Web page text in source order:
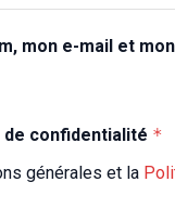
mon e-mail et
confidentialité *
générales et la